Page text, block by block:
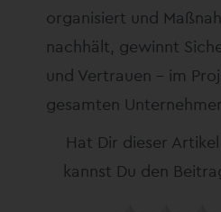
organisiert und
nachhält, gewinnt
und Vertrauen – im
gesamten
Hat Dir dieser
kannst Du den